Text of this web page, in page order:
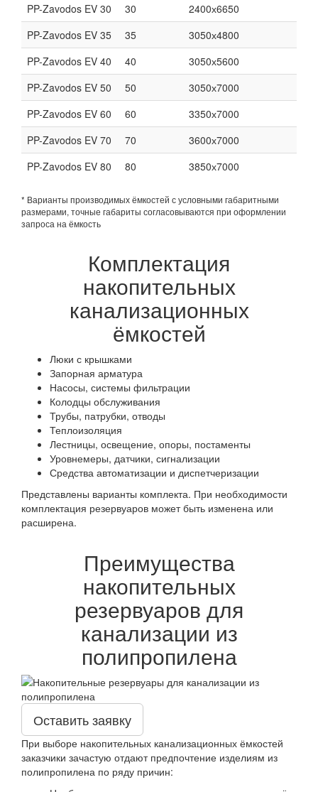
PP-Zavodos EV 30
30
2400х6650
PP-Zavodos EV 35
35
3050х4800
PP-Zavodos EV 40
40
3050х5600
PP-Zavodos EV 50
50
3050х7000
PP-Zavodos EV 60
60
3350х7000
PP-Zavodos EV 70
70
3600х7000
PP-Zavodos EV 80
80 3850х7000
* Варианты производимых ёмкостей с условными габаритными
размерами, точные габариты согласовываются при оформлении
запроса на ёмкость
Комплектация
накопительных
канализационных
ёмкостей
Люки с крышками
Запорная арматура
Насосы, системы фильтрации
Колодцы обслуживания
Трубы, патрубки, отводы
Теплоизоляция
Лестницы, освещение, опоры, постаменты
Уровнемеры, датчики, сигнализации
Средства автоматизации и диспетчеризации
Представлены варианты комплекта. При необходимости
комплектация резервуаров может быть изменена или
расширена.
Преимущества
накопительных
резервуаров для
канализации из
полипропилена
Оставить заявку
При выборе накопительных канализационных ёмкостей
заказчики зачастую отдают предпочтение изделиям из
полипропилена по ряду причин: